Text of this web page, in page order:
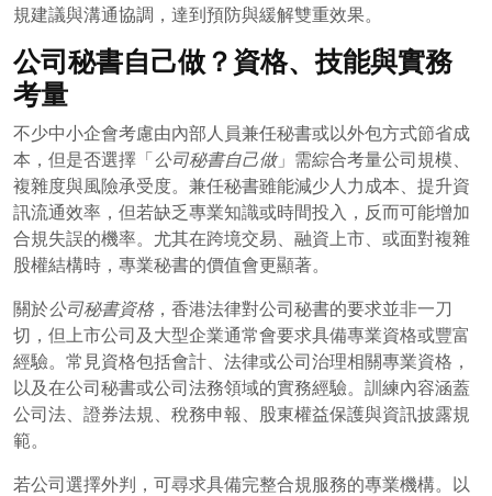
規建議與溝通協調，達到預防與緩解雙重效果。
公司秘書自己做？資格、技能與實務
考量
不少中小企會考慮由內部人員兼任秘書或以外包方式節省成
本，但是否選擇「公司秘書自己做」需綜合考量公司規模、
複雜度與風險承受度。兼任秘書雖能減少人力成本、提升資
訊流通效率，但若缺乏專業知識或時間投入，反而可能增加
合規失誤的機率。尤其在跨境交易、融資上市、或面對複雜
股權結構時，專業秘書的價值會更顯著。
關於公司秘書資格 ，香港法律對公司秘書的要求並非一刀
切，但上市公司及大型企業通常會要求具備專業資格或豐富
經驗。常見資格包括會計、法律或公司治理相關專業資格，
以及在公司秘書或公司法務領域的實務經驗。訓練內容涵蓋
公司法、證券法規、稅務申報、股東權益保護與資訊披露規
範。
若公司選擇外判，可尋求具備完整合規服務的專業機構。以